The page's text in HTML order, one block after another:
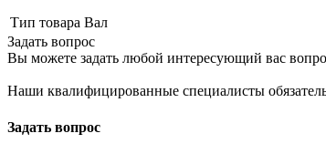
Тип товара Вал
Задать вопрос
Вы можете задать любой интересующий вас
Наши квалифицированные специалисты
Задать вопрос